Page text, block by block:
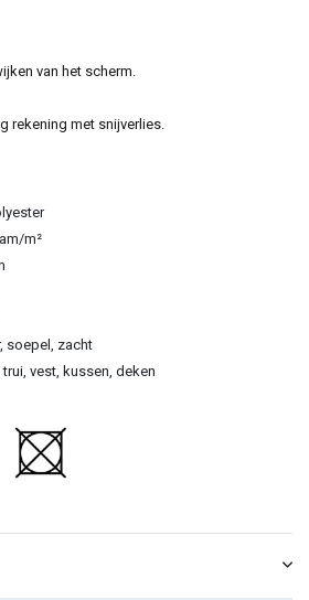
van het scherm.
rekening met snijverlies.
m²
soepel, zacht
vest, kussen, deken